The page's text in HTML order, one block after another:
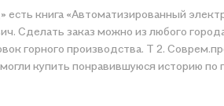
есть книга «Автоматизированный
Сделать заказ можно из любого
горного производства. Т 2.
поэтому делаем всё, чтобы вы могли